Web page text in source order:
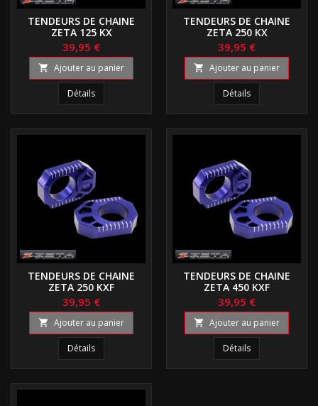
TENDEURS DE CHAINE
ZETA 125 KX
39,95 €
 Ajouter au panier
Détails
TENDEURS DE CHAINE
ZETA 250 KX
39,95 €
 Ajouter au panier
Détails
TENDEURS DE CHAINE
ZETA 250 KXF
39,95 €
 Ajouter au panier
Détails
TENDEURS DE CHAINE
ZETA 450 KXF
39,95 €
 Ajouter au panier
Détails